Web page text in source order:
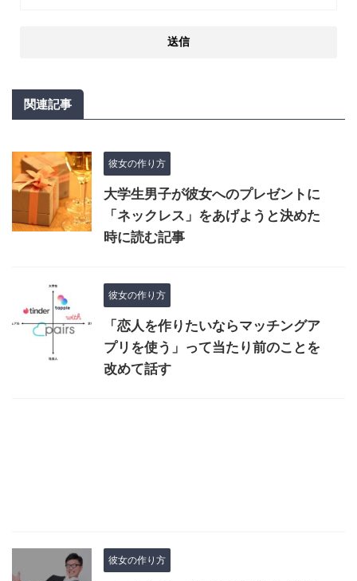
関連記事
彼女の作り方
大学生男子が彼女へのプレゼントに
「ネックレス」をあげようと決めた
時に読む記事
彼女の作り方
「恋人を作りたいならマッチングア
プリを使う」って当たり前のことを
改めて話す
彼女の作り方